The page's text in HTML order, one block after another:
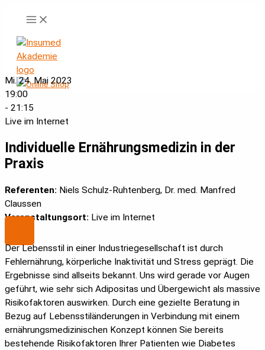
Mi. 24. Mai 2023
19:00
- 21:15
Live im Internet
Individuelle Ernährungsmedizin in der
Praxis
Referenten: Niels Schulz-Ruhtenberg, Dr. med. Manfred
Claussen
Veranstaltungsort: Live im Internet
Der Lebensstil in einer Industriegesellschaft ist durch
Fehlernährung, körperliche Inaktivität und Stress geprägt. Die
Ergebnisse sind allseits bekannt. Uns wird gerade vor Augen
geführt, wie sehr sich Adipositas und Übergewicht als massive
Risikofaktoren auswirken. Durch eine gezielte Beratung in
Bezug auf Lebensstiländerungen in Verbindung mit einem
ernährungsmedizinischen Konzept können Sie bereits
bestehende Risikofaktoren Ihrer Patienten wie Diabetes